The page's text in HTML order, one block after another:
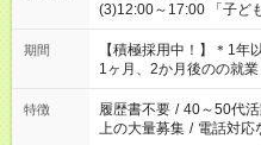
(3)12:00～17:00 「子どもたちが学校に行く間だけ働きたい」
「余裕を持って夕飯の
はプライベートの時間
いね。 ※Wワーク希望の方へ 今ご覧のお仕事で希望する勤務時
間と、もう1つのお仕事
場合は応募できません。
期間
【積極採用中！】＊1年
1ヶ月、2か月後のの就業
特徴 履歴書不要 / 40～50代
上の大量募集 / 電話対応